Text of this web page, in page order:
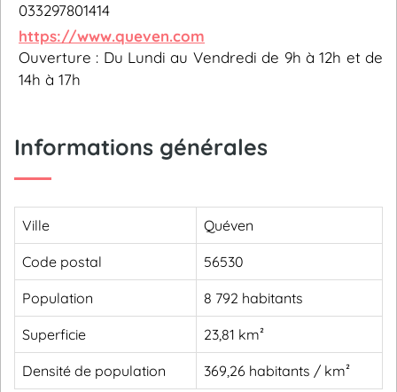
033297801414
https://www.queven.com
Ouverture : Du Lundi au Vendredi de 9h à 12h et de
14h à 17h
Informations générales
Ville Quéven
Code postal 56530
Population 8 792 habitants
Superficie 23,81 km²
Densité de population 369,26 habitants / km²